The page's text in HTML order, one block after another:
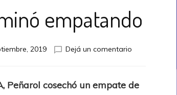
empatando
2019 Dejá un comentarioen
durmió
y
Peñarol cosechó un empate de